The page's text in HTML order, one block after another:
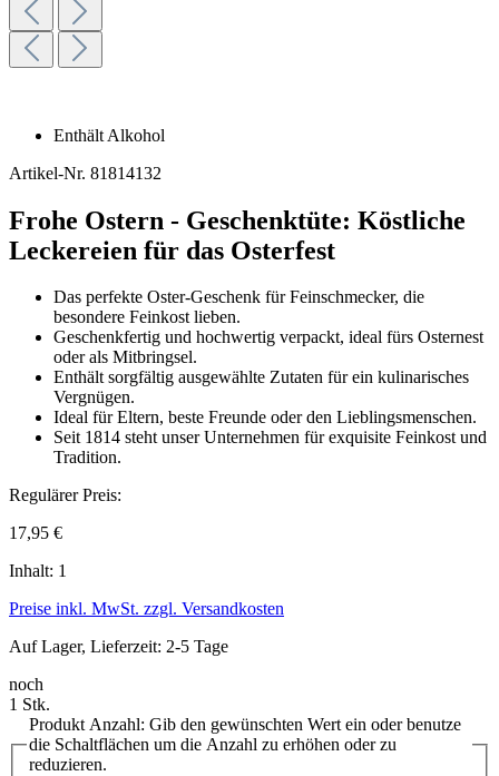
Enthält Alkohol
Artikel-Nr. 81814132
Frohe Ostern - Geschenktüte: Köstliche
Leckereien für das Osterfest
Das perfekte Oster-Geschenk für Feinschmecker, die
besondere Feinkost lieben.
Geschenkfertig und hochwertig verpackt, ideal fürs Osternest
oder als Mitbringsel.
Enthält sorgfältig ausgewählte Zutaten für ein kulinarisches
Vergnügen.
Ideal für Eltern, beste Freunde oder den Lieblingsmenschen.
Seit 1814 steht unser Unternehmen für exquisite Feinkost und
Tradition.
Regulärer Preis:
17,95 €
Inhalt: 1
Preise inkl. MwSt. zzgl. Versandkosten
Auf Lager, Lieferzeit: 2-5 Tage
noch
1 Stk.
Produkt Anzahl: Gib den gewünschten Wert ein oder benutze
die Schaltflächen um die Anzahl zu erhöhen oder zu
reduzieren.